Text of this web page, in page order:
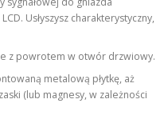
Usłyszysz charakterystyczny,
z powrotem w otwór drzwiowy.
metalową płytkę, aż
(lub magnesy, w zależności